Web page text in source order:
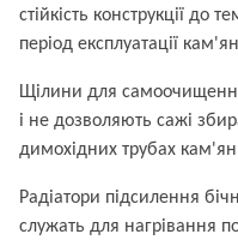
стійкість конструкції до
період експлуатації
Щілини для
і не дозволяють сажі
димохідних трубах
Радіатори підсилення
служать для нагрівання